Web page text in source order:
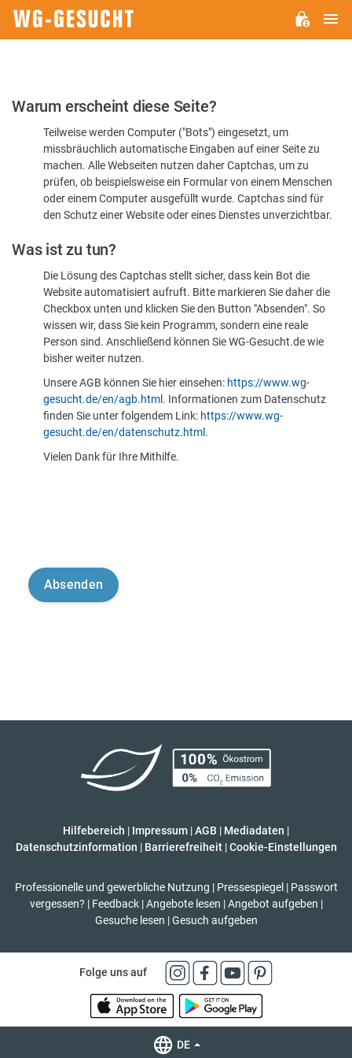
Bitte
dass
sind
Warum erscheint diese Seite?
Teilweise werden Computer ("Bots") eingesetzt, um
missbräuchlich automatische Eingaben auf einer Seite zu
machen. Alle Webseiten nutzen daher Captchas, um zu
prüfen, ob beispielsweise ein Formular von einem Menschen
oder einem Computer ausgefüllt wurde. Captchas sind für
den Schutz einer Website oder eines Dienstes unverzichtbar.
Was ist zu tun?
Die Lösung des Captchas stellt sicher, dass kein Bot die
Website automatisiert aufruft. Bitte markieren Sie daher die
Checkbox unten und klicken Sie den Button "Absenden". So
wissen wir, dass Sie kein Programm, sondern eine reale
Person sind. Anschließend können Sie WG-Gesucht.de wie
bisher weiter nutzen.
Unsere AGB können Sie hier einsehen: https://www.wg-
gesucht.de/en/agb.html . Informationen zum Datenschutz
finden Sie unter folgendem Link: https://www.wg-
gesucht.de/en/datenschutz.html .
Vielen Dank für Ihre Mithilfe.
Hilfebereich | Impressum |AGB | Mediadaten |
Datenschutzinformation | Barrierefreiheit | Cookie-Einstellungen
Professionelle und gewerbliche Nutzung | Pressespiegel | Passwort
vergessen? | Feedback | Angebote lesen | Angebot aufgeben |
Gesuche lesen | Gesuch aufgeben
Folge uns auf
DE